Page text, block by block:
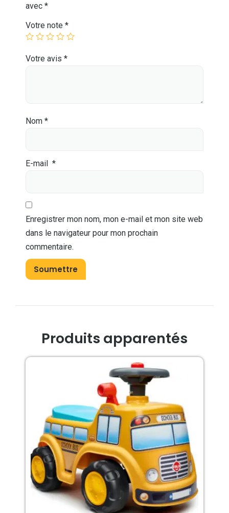
avec *
Votre note *
Votre avis *
Nom *
E-mail *
Enregistrer mon nom, mon e-mail et mon site web
dans le navigateur pour mon prochain
commentaire.
Produits apparentés